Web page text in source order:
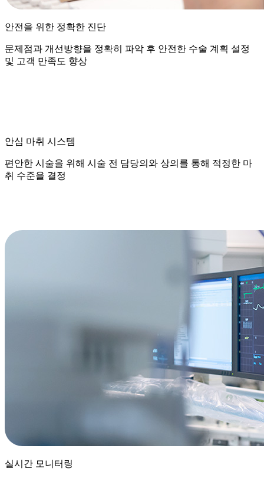
안전을 위한 정확한 진단
문제점과 개선방향을 정확히 파악 후 안전한 수술 계획 설정
및 고객 만족도 향상
안심 마취 시스템
편안한 시술을 위해 시술 전 담당의와 상의를 통해 적정한 마
취 수준을 결정
실시간 모니터링